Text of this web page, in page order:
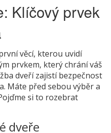
Klíčový prvek
věcí, kterou uvidí
prvkem, který chrání váš
dveří zajistí bezpečnost
Máte před sebou výběr a
si to rozebrat
dveře